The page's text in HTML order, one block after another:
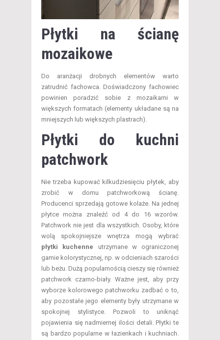
Płytki na ścianę
mozaikowe
Do aranżacji drobnych elementów warto
zatrudnić fachowca. Doświadczony fachowiec
powinien poradzić sobie z mozaikami w
większych formatach (elementy układane są na
mniejszych lub większych plastrach).
Płytki do kuchni
patchwork
Nie trzeba kupować kilkudziesięciu płytek, aby
zrobić w domu patchworkową ścianę.
Producenci sprzedają gotowe kolaże. Na jednej
płytce można znaleźć od 4 do 16 wzorów.
Patchwork nie jest dla wszystkich. Osoby, które
wolą spokojniejsze wnętrza mogą wybrać
płytki kuchenne utrzymane w ograniczonej
gamie kolorystycznej, np. w odcieniach szarości
lub beżu. Dużą popularnością cieszy się również
patchwork czarno-biały. Ważne jest, aby przy
wyborze kolorowego patchworku zadbać o to,
aby pozostałe jego elementy były utrzymane w
spokojnej stylistyce. Pozwoli to uniknąć
pojawienia się nadmiernej ilości detali. Płytki te
są bardzo popularne w łazienkach i kuchniach.